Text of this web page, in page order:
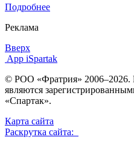
Подробнее
Реклама
Вверх
App iSpartak
© РОО «Фратрия» 2006–2026.
являются
«Спартак».
Карта сайта
Раскрутка сайта: